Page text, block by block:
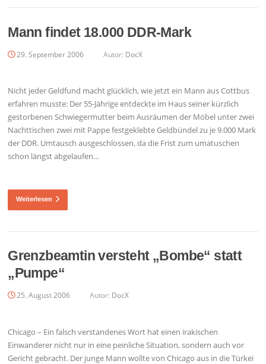
Mann findet 18.000 DDR-Mark
29. September 2006 Autor: DocX
Nicht jeder Geldfund macht glücklich, wie jetzt ein Mann aus Cottbus
erfahren musste: Der 55-Jährige entdeckte im Haus seiner kürzlich
gestorbenen Schwiegermutter beim Ausräumen der Möbel unter zwei
Nachttischen zwei mit Pappe festgeklebte Geldbündel zu je 9.000 Mark
der DDR. Umtausch ausgeschlossen, da die Frist zum umatuschen
schon längst abgelaufen…
Weiterlesen
Grenzbeamtin versteht „Bombe“ statt
„Pumpe“
25. August 2006 Autor: DocX
Chicago – Ein falsch verstandenes Wort hat einen irakischen
Einwanderer nicht nur in eine peinliche Situation, sondern auch vor
Gericht gebracht. Der junge Mann wollte von Chicago aus in die Türkei